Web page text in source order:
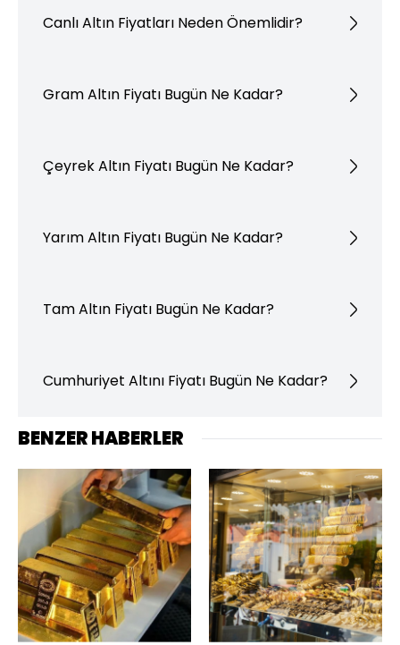
Canlı Altın Fiyatları Neden Önemlidir?
Gram Altın Fiyatı Bugün Ne Kadar?
Çeyrek Altın Fiyatı Bugün Ne Kadar?
Yarım Altın Fiyatı Bugün Ne Kadar?
Tam Altın Fiyatı Bugün Ne Kadar?
Cumhuriyet Altını Fiyatı Bugün Ne Kadar?
BENZER HABERLER